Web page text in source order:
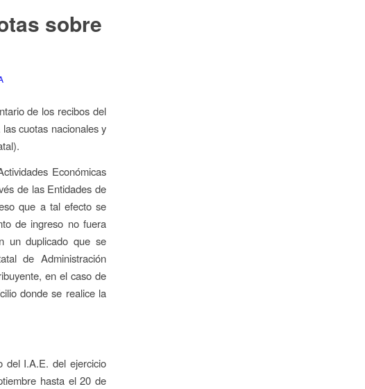
sobre
de los recibos del
cuotas nacionales y
Económicas
de las Entidades de
que a tal efecto se
de ingreso no fuera
un duplicado que se
de Administración
en el caso de
donde se realice la
del I.A.E. del ejercicio
hasta el 20 de